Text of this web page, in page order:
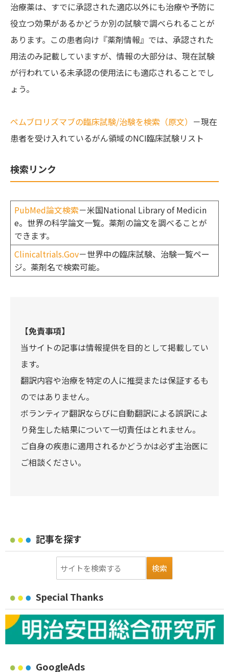
治療薬は、すでに承認された適応以外にも治療や予防に
役立つ効果があるかどうか別の試験で調べられることが
あります。この患者向け『薬剤情報』では、承認された
用法のみ記載していますが、情報の大部分は、現在試験
が行われている未承認の使用法にも適応されることでし
ょう。
ペムブロリズマブの臨床試験/治験を検索（原文） －現在
患者を受け入れているがん領域のNCI臨床試験リスト
検索リンク
PubMed論文検索－米国National Library of Medicin
e。世界の科学論文一覧。薬剤の論文を調べることが
できます。
Clinicaltrials.Gov－世界中の臨床試験、治験一覧ペー
ジ。薬剤名で検索可能。
【免責事項】
当サイトの記事は情報提供を目的として掲載してい
ます。
翻訳内容や治療を特定の人に推奨または保証するも
のではありません。
ボランティア翻訳ならびに自動翻訳による誤訳によ
り発生した結果について一切責任はとれません。
ご自身の疾患に適用されるかどうかは必ず主治医に
ご相談ください。
記事を探す
Special Thanks
GoogleAds